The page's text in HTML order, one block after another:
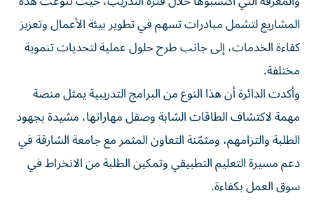
المشاريع لتشمل مبادرات تسهم في تطوير بيئة الأعمال وتعزيز
كفاءة الخدمات، إلى جانب طرح حلول عملية لتحديات تنموية
مختلفة.
وأكدت الدائرة أن هذا النوع من البرامج التدريبية يمثل منصة
مهمة لاكتشاف الطاقات الشابة وصقل مهاراتها، مشيدة بجهود
الطلبة والتزامهم، ومثمّنة التعاون المثمر مع جامعة الشارقة في
دعم مسيرة التعليم التطبيقي وتمكين الطلبة من الانخراط في
سوق العمل بكفاءة.